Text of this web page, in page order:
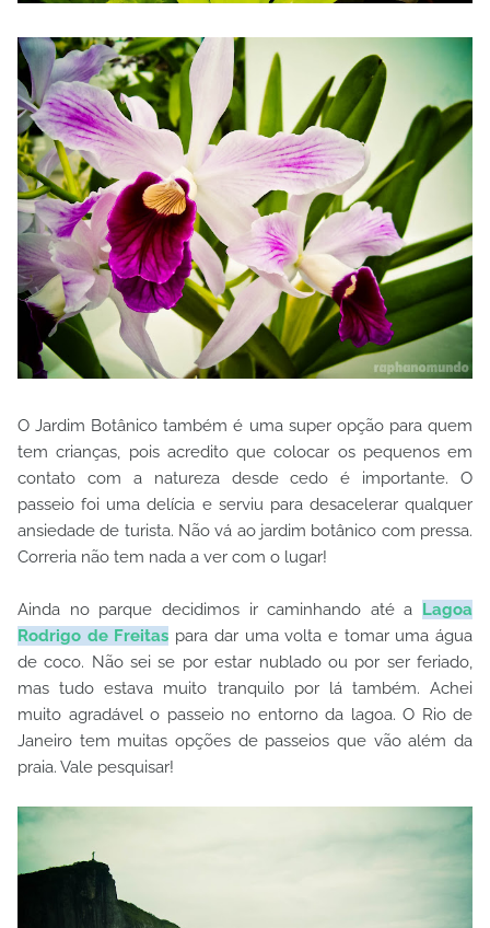
O Jardim Botânico também é uma super opção para quem
tem crianças, pois acredito que colocar os pequenos em
contato com a natureza desde cedo é importante. O
passeio foi uma delícia e serviu para desacelerar qualquer
ansiedade de turista. Não vá ao jardim botânico com pressa.
Correria não tem nada a ver com o lugar!
Ainda no parque decidimos ir caminhando até a Lagoa
Rodrigo de Freitas para dar uma volta e tomar uma água
de coco. Não sei se por estar nublado ou por ser feriado,
mas tudo estava muito tranquilo por lá também. Achei
muito agradável o passeio no entorno da lagoa. O Rio de
Janeiro tem muitas opções de passeios que vão além da
praia. Vale pesquisar!